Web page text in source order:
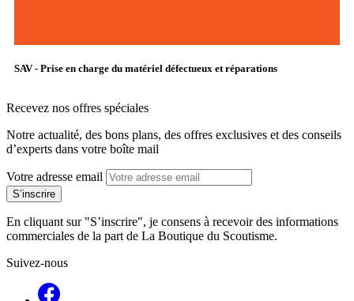
SAV - Prise en charge du matériel défectueux et réparations
Recevez nos offres spéciales
Notre actualité, des bons plans, des offres exclusives et des conseils
d’experts dans votre boîte mail
Votre adresse email
En cliquant sur "S’inscrire", je consens à recevoir des informations
commerciales de la part de La Boutique du Scoutisme.
Suivez-nous